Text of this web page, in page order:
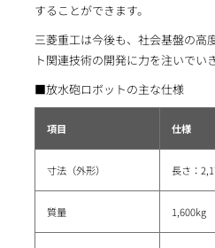
することができます。
三菱重工は今後も、社会基盤の高
ト関連技術の開発に力を注いでい
■放水砲ロボットの主な仕様
項目 仕様
寸法（外形） 長さ：
質量 1,600kg